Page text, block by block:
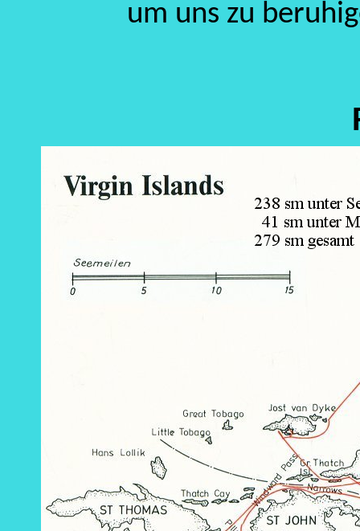
um uns zu